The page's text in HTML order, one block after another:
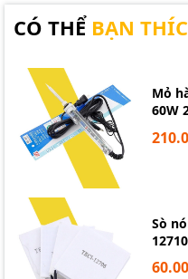
CÓ THỂ BẠN
Mỏ
60W
Sò